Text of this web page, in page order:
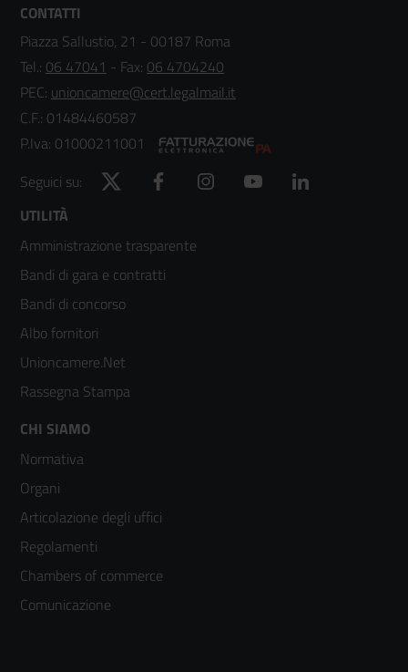
CONTATTI
Piazza Sallustio, 21 - 00187 Roma
Tel.: 06 47041 - Fax: 06 4704240
PEC: unioncamere@cert.legalmail.it
C.F.: 01484460587
P.Iva: 01000211001
Seguici su:
Twitter Facebook Instagram YouTube
Footer
menù
colonna
2
UTILITÀ
Amministrazione trasparente
Bandi di gara e contratti
Bandi di concorso
Albo fornitori
Unioncamere.Net
Rassegna Stampa
Footer
menù
colonna
3
CHI SIAMO
Normativa
Organi
Articolazione degli uffici
Regolamenti
Chambers of commerce
Comunicazione